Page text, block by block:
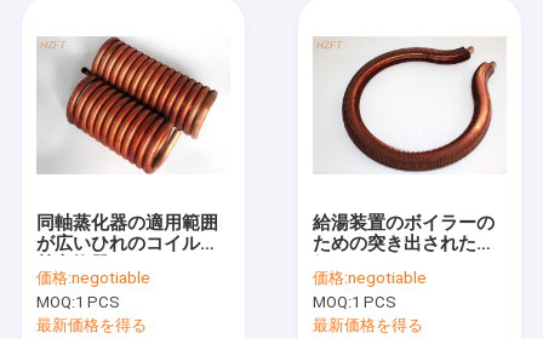
同軸蒸化器の適用範囲
が広いひれのコイルの
イルの単位
価格:negotiable
MOQ:1 PCS
最新価格を得る
給湯装置のボイラーの
ための突き出された
のコイルの熱交換器
価格:negotiable
MOQ:1 PCS
最新価格を得る